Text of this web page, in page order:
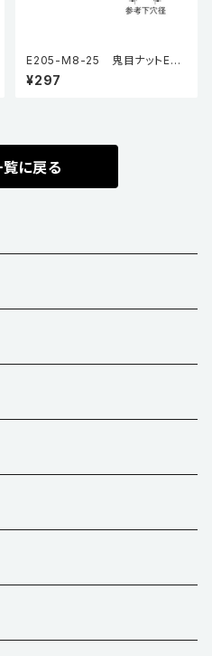
E205-M8-25 鬼目ナットEタ
イプ（5個入り）
¥297
に戻る